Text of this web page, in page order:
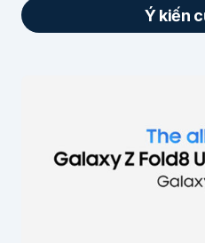
Ý kiến
Các trường bắt
Nội dung*